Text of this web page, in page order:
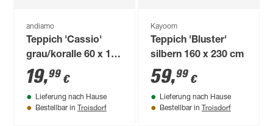
andiamo
Teppich 'Cassio'
grau/koralle 60 x 110
cm
19,99 €
Lieferung nach Hause
Bestellbar in Troisdorf
Kayoom
Teppich 'Bluster'
silbern 160 x 230 cm
59,99 €
Lieferung nach Hause
Bestellbar in Troisdorf